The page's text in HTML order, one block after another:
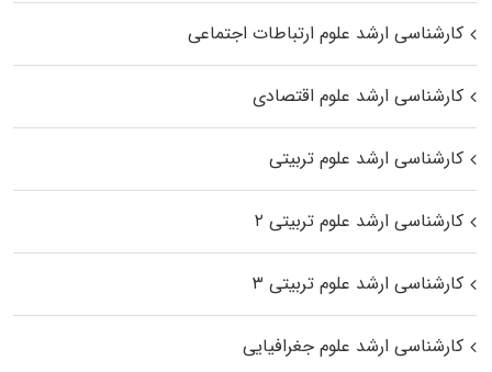
کارشناسی ارشد علوم ارتباطات اجتماعی
کارشناسی ارشد علوم اقتصادی
کارشناسی ارشد علوم تربیتی
کارشناسی ارشد علوم تربیتی ۲
کارشناسی ارشد علوم تربیتی ۳
کارشناسی ارشد علوم جغرافیایی